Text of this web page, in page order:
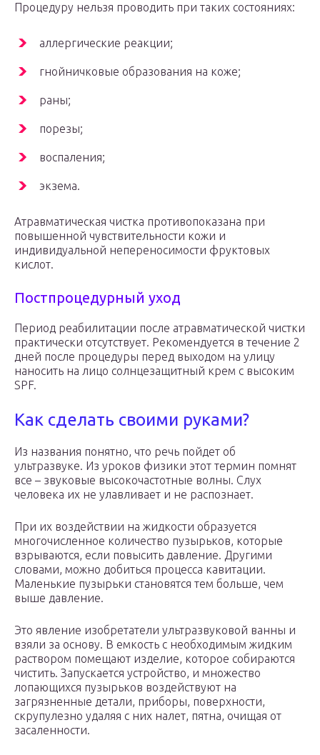
Процедуру нельзя проводить при таких состояниях:
аллергические реакции;
гнойничковые образования на коже;
раны;
порезы;
воспаления;
экзема.
Атравматическая чистка противопоказана при
повышенной чувствительности кожи и
индивидуальной непереносимости фруктовых
кислот.
Постпроцедурный уход
Период реабилитации после атравматической чистки
практически отсутствует. Рекомендуется в течение 2
дней после процедуры перед выходом на улицу
наносить на лицо солнцезащитный крем с высоким
SPF.
Как сделать своими руками?
Из названия понятно, что речь пойдет об
ультразвуке. Из уроков физики этот термин помнят
все – звуковые высокочастотные волны. Слух
человека их не улавливает и не распознает.
При их воздействии на жидкости образуется
многочисленное количество пузырьков, которые
взрываются, если повысить давление. Другими
словами, можно добиться процесса кавитации.
Маленькие пузырьки становятся тем больше, чем
выше давление.
Это явление изобретатели ультразвуковой ванны и
взяли за основу. В емкость с необходимым жидким
раствором помещают изделие, которое собираются
чистить. Запускается устройство, и множество
лопающихся пузырьков воздействуют на
загрязненные детали, приборы, поверхности,
скрупулезно удаляя с них налет, пятна, очищая от
засаленности.